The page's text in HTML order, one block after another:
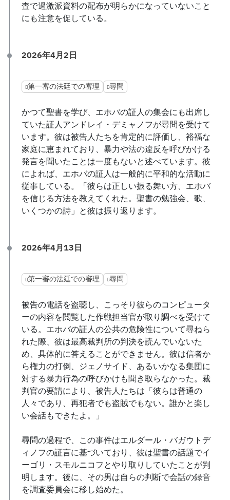
査で過激派資料の配布が明らかになっていないこと
にも注意を促している。
2026年4月2日
第一審の法廷での審理 尋問
かつて聖書を学び、エホバの証人の集会にも出席し
ていた証人アンドレイ・デミャノフが尋問を受けて
います。彼は被告人たちを肯定的に評価し、裕福な
家庭に恵まれており、暴力や法の違反を呼びかける
発言を聞いたことは一度もないと述べています。彼
によれば、エホバの証人は一般的に平和的な活動に
従事している。「彼らは正しい振る舞い方、エホバ
を信じる方法を教えてくれた。聖書の勉強会、歌、
いくつかの詩」と彼は振り返ります。
2026年4月13日
第一審の法廷での審理 尋問
被告の電話を盗聴し、こっそり彼らのコンピュータ
ーの内容を閲覧した作戦担当官が取り調べを受けて
いる。エホバの証人の公共の危険性について尋ねら
れた際、彼は最高裁判所の判決を読んでいないた
め、具体的に答えることができません。彼は信者か
ら権力の打倒、ジェノサイド、あるいかなる集団に
対する暴力行為の呼びかけも聞き取らなかった。裁
判官の要請により、被告人たちは「彼らは普通の
人々であり、再犯者でも盗賊でもない。誰かと楽し
い会話もできたよ。」
尋問の過程で、この事件はエルダール・バガウトデ
ィノフの証言に基づいており、彼は聖書の話題でイ
ーゴリ・スモルニコフとやり取りしていたことが判
明します。後に、その男は自らの判断で会話の録音
を調査委員会に移し始めた。